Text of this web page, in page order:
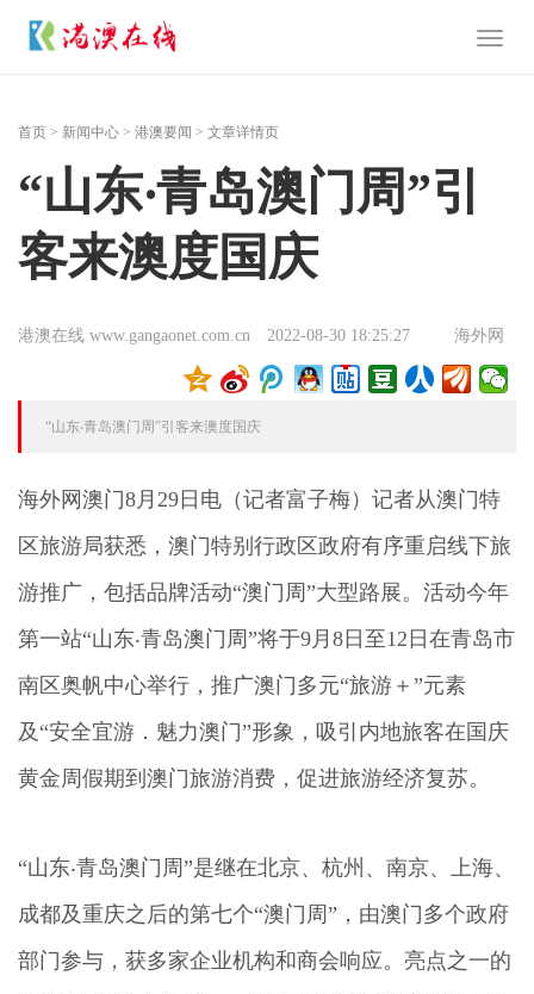
Toggle
首页 > 新闻中心 > 港澳要闻 > 文章详情页
“山东‧青岛澳门周”引
客来澳度国庆
港澳在线 www.gangaonet.com.cn 2022-08-30 18:25:27 海外网
“山东‧青岛澳门周”引客来澳度国庆
海外网澳门8月29日电（记者富子梅）记者从澳门特
区旅游局获悉，澳门特别行政区政府有序重启线下旅
游推广，包括品牌活动“澳门周”大型路展。活动今年
第一站“山东‧青岛澳门周”将于9月8日至12日在青岛市
南区奥帆中心举行，推广澳门多元“旅游＋”元素
及“安全宜游．魅力澳门”形象，吸引内地旅客在国庆
黄金周假期到澳门旅游消费，促进旅游经济复苏。
“山东‧青岛澳门周”是继在北京、杭州、南京、上海、
成都及重庆之后的第七个“澳门周”，由澳门多个政府
部门参与，获多家企业机构和商会响应。亮点之一的